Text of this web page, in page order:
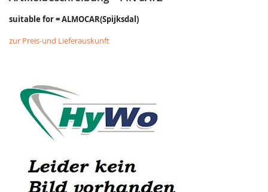
suitable for = ALMOCAR(Spijksdal)
zur Preis-und Lieferauskunft